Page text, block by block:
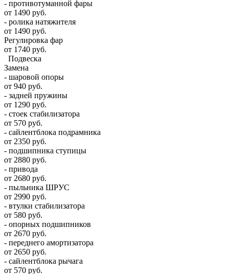
- противотуманной фары
от 1490 руб.
- ролика натяжителя
от 1490 руб.
Регулировка фар
от 1740 руб.
Подвеска
Замена
- шаровой опоры
от 940 руб.
- задней пружины
от 1290 руб.
- стоек стабилизатора
от 570 руб.
- сайлентблока подрамника
от 2350 руб.
- подшипника ступицы
от 2880 руб.
- привода
от 2680 руб.
- пыльника ШРУС
от 2990 руб.
- втулки стабилизатора
от 580 руб.
- опорных подшипников
от 2670 руб.
- переднего амортизатора
от 2650 руб.
- сайлентблока рычага
от 570 руб.